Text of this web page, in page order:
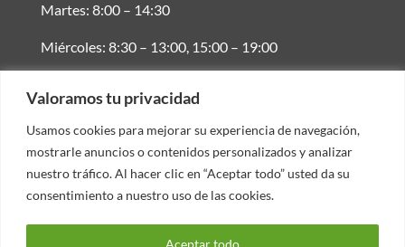
Valoramos tu privacidad
Usamos cookies para mejorar su experiencia de navegación,
mostrarle anuncios o contenidos personalizados y analizar
nuestro tráfico. Al hacer clic en “Aceptar todo” usted da su
consentimiento a nuestro uso de las cookies.
Aceptar todo
Valoramos tu privacidad
Usamos cookies para mejorar su experiencia de navegación,
mostrarle anuncios o contenidos personalizados y analizar
nuestro tráfico. Al hacer clic en “Aceptar todo” usted da su
consentimiento a nuestro uso de las cookies.
Aceptar todo
Martes: 8:00 – 14:30
Miércoles: 8:30 – 13:00, 15:00 – 19:00
Síguenos en